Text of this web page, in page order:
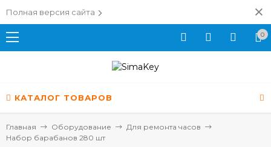
Полная версия сайта
0
КАТАЛОГ ТОВАРОВ
Главная Оборудование
Для ремонта часов
Набор барабанов 280 шт